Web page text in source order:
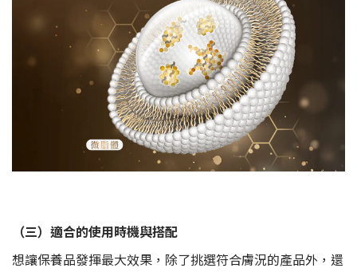
（三）適合的使用時機與搭配
想讓保養品發揮最大效果，除了挑選符合膚況的產品外，還